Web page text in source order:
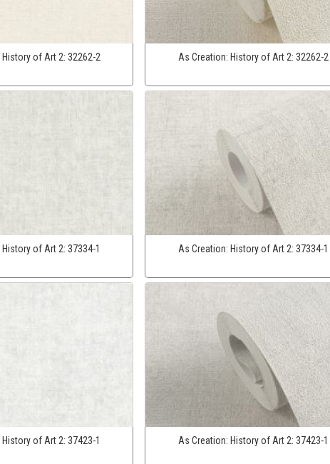
History of Art 2: 32262-2 As Creation: History of Art 2:32262-2
History of Art 2: 37334-1 As Creation: History of Art 2:37334-1
History of Art 2: 37423-1 As Creation: History of Art 2:37423-1